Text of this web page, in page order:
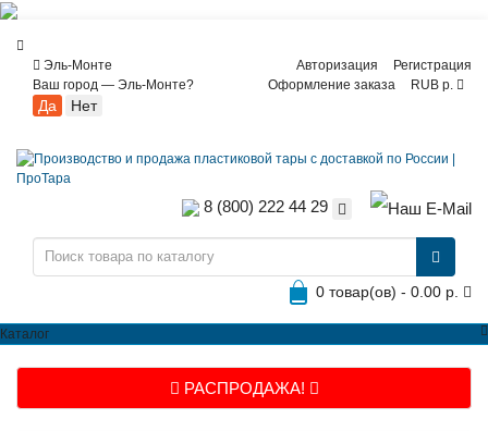
Эль-Монте
Ваш город — Эль-Монте?
Авторизация
Регистрация
Оформление заказа
RUB р.
8 (800) 222 44 29
0 товар(ов) - 0.00 р.
Каталог
РАСПРОДАЖА!